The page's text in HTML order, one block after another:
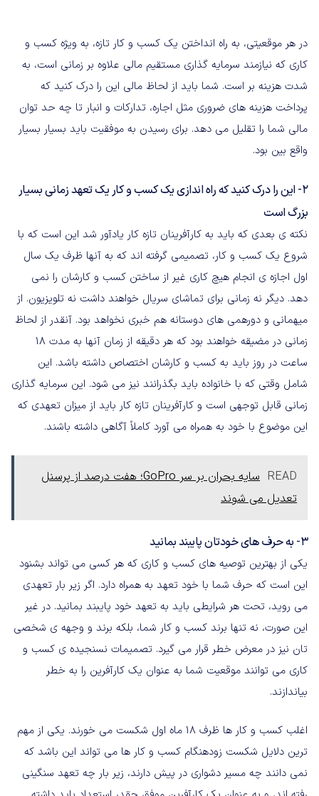
در هر موقعیتی، به راه انداختن یک کسب و کار تازه، به ویژه کسب و
کاری که نیازمند سرمایه گذاری مستقیم مالی علاوه بر زمانی است، به
شدت هزینه بر است. شما باید از لحاظ مالی این را درک کنید که
پرداخت هزینه های ضروری مثل اجاره، تدارکات و انبار تا چه حد توان
مالی شما را تقلیل می دهد. برای رسیدن به موفقیت باید بسیار بسیار
واقع بین بود.
۲- این را درک کنید که راه اندازی یک کسب و کار یک تعهد زمانی بسیار
بزرگ است
نکته ی بعدی که باید به کارآفرینان تازه کار یادآور شد این است که با
شروع یک کسب و کار، تصمیمی گرفته اند که به آنها ظرف یک سال
اول اجازه ی انجام هیچ کاری غیر از ساختن کسب و کارشان را نمی
دهد. دیگر نه زمانی برای تماشای سریال خواهند داشت نه تلویزیون. از
میهمانی و دورهمی های دوستانه هم خبری نخواهد بود. آنقدر از لحاظ
زمانی در مضیقه خواهند بود که هر دقیقه از زمان آنها به مدت ۱۸
ساعت در روز باید به کسب و کارشان اختصاص داشته باشد. این
شامل وقتی که با خانواده باید بگذرانند نیز می شود. این سرمایه گذاری
زمانی قابل توجهی است و کارآفرینان تازه کار باید از میزان تعهدی که
این موضوع با خود به همراه می آورد کاملاً آگاهی داشته باشند.
READ
سایه بحران بر سر GoPro؛ هفت درصد از پرسنل
تعدیل می شوند
۳- به حرف های خودتان پایبند بمانید
یکی از بهترین توصیه های کسب و کاری که هر کسی می تواند بشنود
این است که حرف شما با خود تعهد به همراه دارد. اگر زیر بار تعهدی
می روید، تحت هر شرایطی باید به تعهد خود پایبند بمانید. در غیر
این صورت، نه تنها برند کسب و کار شما، بلکه برند و وجهه ی شخصی
تان نیز در معرض خطر قرار می گیرد. تصمیمات نسنجیده ی کسب و
کاری می توانند موقعیت شما به عنوان یک کارآفرین را به خطر
بیاندازند.
اغلب کسب و کار ها ظرف ۱۸ ماه اول شکست می خورند. یکی از مهم
ترین دلایل شکست زودهنگام کسب و کار ها می تواند این باشد که
نمی دانند چه مسیر دشواری در پیش دارند، زیر بار چه تعهد سنگینی